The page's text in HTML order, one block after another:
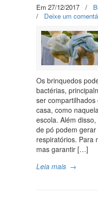
Em 27/12/2017 /
/ Deixe um
Os brinquedos
bactérias,
ser
casa, como
escola. Além
de pó podem
respiratórios. Para
mas garantir […]
Leia mais →